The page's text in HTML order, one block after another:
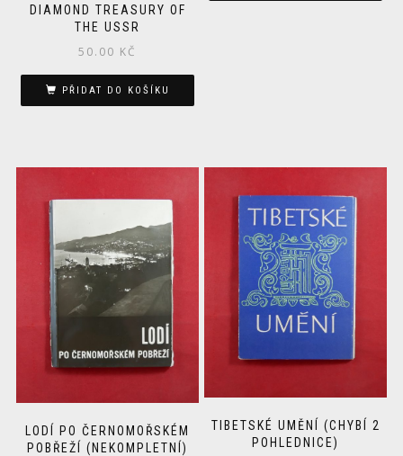
DIAMOND TREASURY OF
THE USSR
50.00 KČ
PŘIDAT DO KOŠÍKU
LODÍ PO ČERNOMOŘSKÉM
POBŘEŽÍ (NEKOMPLETNÍ)
TIBETSKÉ UMĚNÍ (CHYBÍ 2
POHLEDNICE)